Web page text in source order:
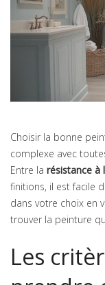
Choisir la bonne
complexe avec
Entre la résistance à
finitions, il est facile
dans votre choix en
trouver la peinture
Les